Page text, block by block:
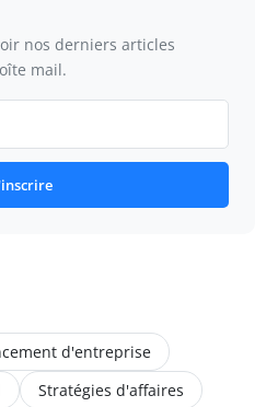
nos derniers articles
mail.
d'entreprise
Stratégies d'affaires